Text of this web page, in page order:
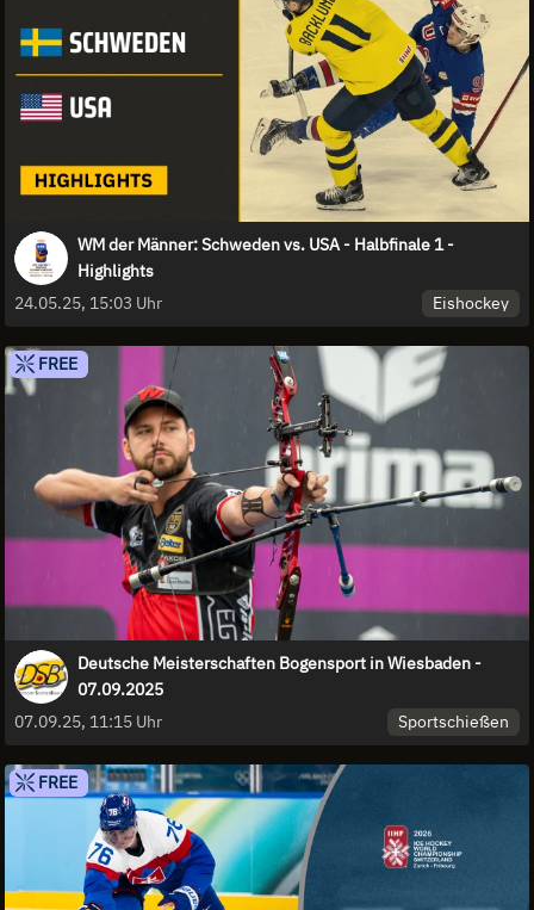
WM der Männer: Schweden vs. USA - Halbfinale 1 -
Highlights
24.05.25, 15:03 Uhr
Eishockey
FREE
Deutsche Meisterschaften Bogensport in Wiesbaden -
07.09.2025
07.09.25, 11:15 Uhr
Sportschießen
FREE